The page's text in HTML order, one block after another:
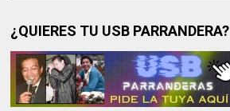
¿QUIERES TU USB PARRANDERA?